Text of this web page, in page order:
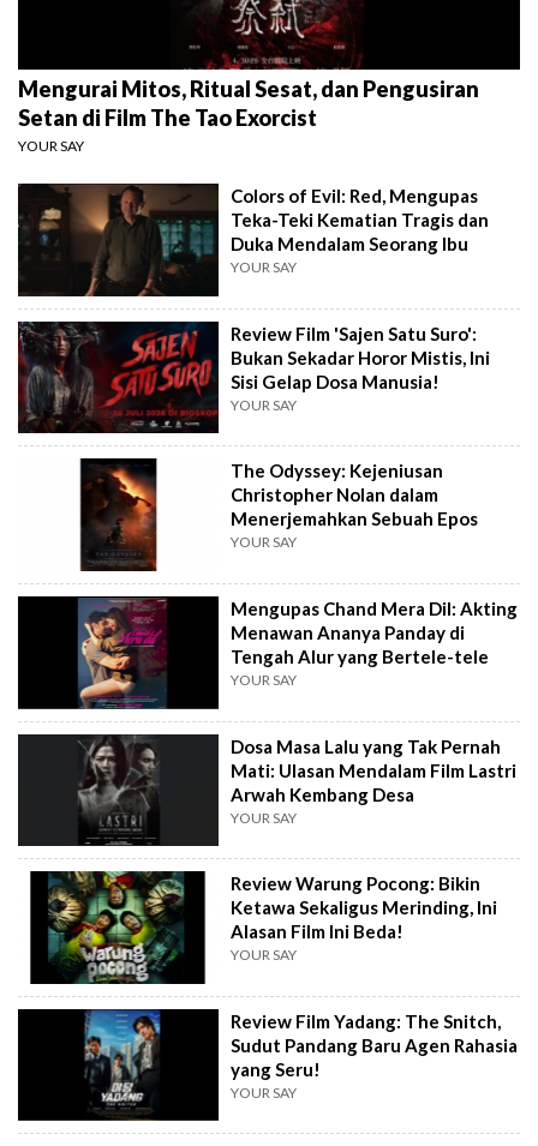
Mengurai Mitos, Ritual Sesat, dan Pengusiran
Setan di Film The Tao Exorcist
YOUR SAY
Colors of Evil: Red, Mengupas
Teka-Teki Kematian Tragis dan
Duka Mendalam Seorang Ibu
YOUR SAY
Review Film 'Sajen Satu Suro':
Bukan Sekadar Horor Mistis, Ini
Sisi Gelap Dosa Manusia!
YOUR SAY
The Odyssey: Kejeniusan
Christopher Nolan dalam
Menerjemahkan Sebuah Epos
YOUR SAY
Mengupas Chand Mera Dil: Akting
Menawan Ananya Panday di
Tengah Alur yang Bertele-tele
YOUR SAY
Dosa Masa Lalu yang Tak Pernah
Mati: Ulasan Mendalam Film Lastri
Arwah Kembang Desa
YOUR SAY
Review Warung Pocong: Bikin
Ketawa Sekaligus Merinding, Ini
Alasan Film Ini Beda!
YOUR SAY
Review Film Yadang: The Snitch,
Sudut Pandang Baru Agen Rahasia
yang Seru!
YOUR SAY